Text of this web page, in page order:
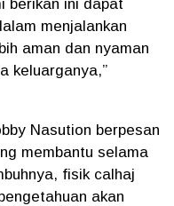
berikan ini dapat
menjalankan
aman dan nyaman
keluarganya,”
Nasution berpesan
membantu selama
fisik calhaj
akan